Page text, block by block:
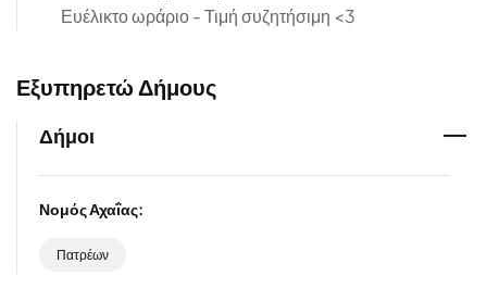
Ευέλικτο ωράριο - Τιμή συζητήσιμη <3
Εξυπηρετώ Δήμους
Δήμοι
Νομός Αχαΐας:
Πατρέων